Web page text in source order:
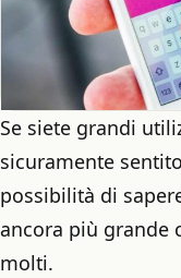
Se siete grandi
sicuramente
possibilità di
ancora più grande
molti.